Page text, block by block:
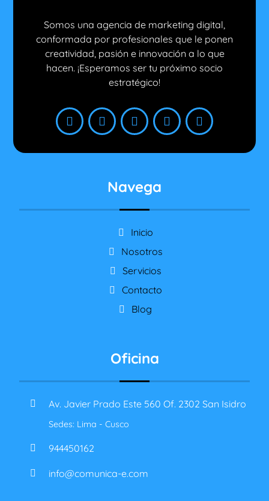
Somos una agencia de marketing digital,
conformada por profesionales que le ponen
creatividad, pasión e innovación a lo que
hacen. ¡Esperamos ser tu próximo socio
estratégico!
Navega
Inicio
Nosotros
Servicios
Contacto
Blog
Oficina
Av. Javier Prado Este 560 Of. 2302 San Isidro
Sedes: Lima - Cusco
944450162
info@comunica-e.com